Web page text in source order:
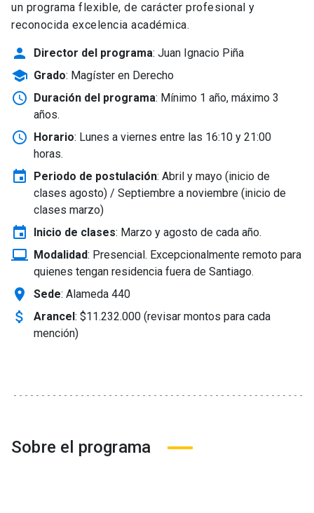
un programa flexible, de carácter profesional y
reconocida excelencia académica.
person Director del programa: Juan Ignacio Piña
school Grado: Magíster en Derecho
schedule Duración del programa: Mínimo 1 año, máximo 3
años.
schedule Horario: Lunes a viernes entre las 16:10 y 21:00
horas.
event Periodo de postulación: Abril y mayo (inicio de
clases agosto) / Septiembre a noviembre (inicio de
clases marzo)
event Inicio de clases: Marzo y agosto de cada año.
laptop_windows Modalidad: Presencial. Excepcionalmente remoto para
quienes tengan residencia fuera de Santiago.
location_on Sede: Alameda 440
attach_money Arancel: $11.232.000 (revisar montos para cada
mención)
Sobre el programa